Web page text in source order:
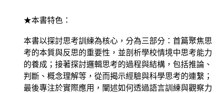
★本書特色：
本書以探討思考訓練為核心，分為三部分：首篇聚焦思
考的本質與反思的重要性，並剖析學校情境中思考能力
的養成；接著探討邏輯思考的過程與結構，包括推論、
判斷、概念理解等，從而揭示經驗與科學思考的連繫；
最後專注於實際應用，闡述如何透過語言訓練與觀察力